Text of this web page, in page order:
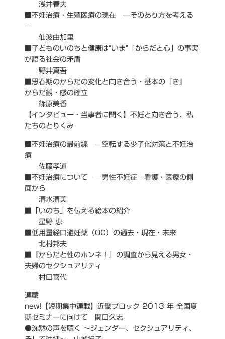
浅井春夫
■不妊治療・生殖医療の現在 ―そのあり方を考える
─
仙波由加里
■子どものいのちと健康は“いま”「からだと心」の事実
が語る社会の矛盾
野井真吾
■思春期のからだの変化と向き合う・基本の『き』
からだ観・感の確立
篠原美香
【インタビュー・当事者に聞く】不妊と向き合う、私
たちのとりくみ
■不妊治療の最前線 ─空転する少子化対策と不妊治
療
佐藤孝道
■不妊治療について ─男性不妊症─看護・医療の側
面から
清水清美
■「いのち」を伝える絵本の紹介
星野 恵
■低用量経口避妊薬（OC）の過去・現在・未来
北村邦夫
■『からだと性のホンネ！』の調査から見える男女・
夫婦のセクシュアリティ
村口喜代
連載
new!【短期集中連載】近畿ブロック 2013 年 全国夏
期セミナーに向けて 関口久志
●沈黙の声を聴く ～ジェンダー、セクシュアリティ、